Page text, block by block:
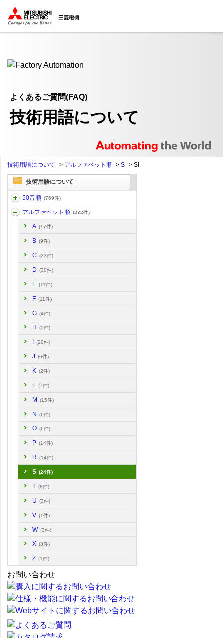
ここから本文
よくあるご質問(FAQ)
技術用語について
技術用語について > アルファベット順 > S > SI
技術用語について
50音順 (769件)
アルファベット順 (232件)
A (17件)
B (9件)
C (23件)
D (20件)
E (11件)
F (11件)
G (4件)
H (5件)
(20件)
J (6件)
K (2件)
L (7件)
M (15件)
N (6件)
O (6件)
P (14件)
R (14件)
S (24件)
T (8件)
U (2件)
V (1件)
W (3件)
X (3件)
Z (1件)
お問い合わせ